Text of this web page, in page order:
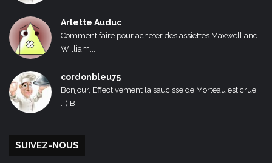
Arlette Auduc
Comment faire pour acheter des assiettes Maxwell and
William...
cordonbleu75
Bonjour, Effectivement la saucisse de Morteau est crue
:-) B...
SUIVEZ-NOUS